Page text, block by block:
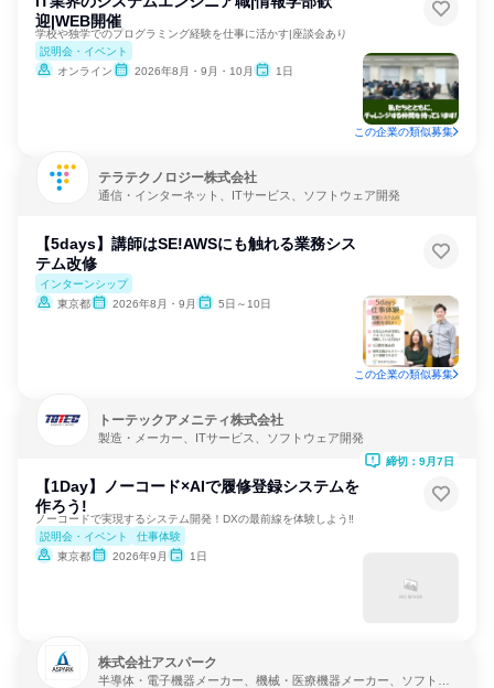
迎|WEB開催
学校や独学でのプログラミング経験を仕事に活かす|座談会あり
説明会・イベント
オンライン
2026年8月・9月・10月 1日
この企業の類似募集
テラテクノロジー株式会社
通信・インターネット、ITサービス、ソフトウェア開発
【5days】講師はSE!AWSにも触れる業務シス
テム改修
インターンシップ
東京都
2026年8月・9月 5日～10日
この企業の類似募集
トーテックアメニティ株式会社
製造・メーカー、ITサービス、ソフトウェア開発
【1Day】ノーコード×AIで履修登録システムを
作ろう!
ノーコードで実現するシステム開発！DXの最前線を体験しよう‼
説明会・イベント
仕事体験
東京都
2026年9月 1日
締切：9月7日
株式会社アスパーク
半導体・電子機器メーカー、機械・医療機器メーカー、ソフトウ